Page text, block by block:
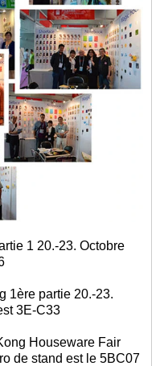
1 20.-23. Octobre
1ère partie 20.-23.
3E-C33
Houseware Fair
de stand est le 5BC07